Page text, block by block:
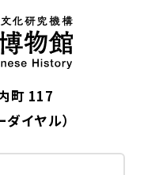
町 117
ダイヤル）